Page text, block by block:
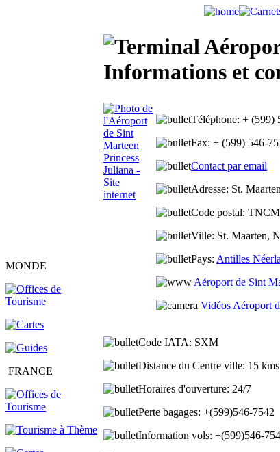
MONDE
FRANCE
Informations et
Téléphone: + (599)
Fax: + (599) 546-
Contact par email
Adresse: St.
Code postal: TNCM
Ville: St. Maarten,
Pays: Antilles
Aéroport de Sint
Vidéos Aéroport
Code IATA: SXM
Distance du Centre ville: 15 kms
Horaires d'ouverture: 24/7
Perte bagages: +(599)546-7542
Information vols: +(599)546-